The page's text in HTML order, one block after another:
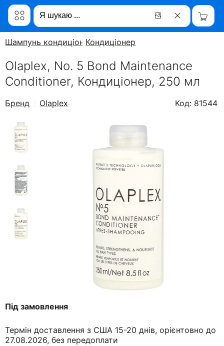
Шампунь кондиціонерКондиціонер
Olaplex, No. 5 Bond Maintenance
Conditioner, Кондиціонер, 250 мл
Бренд Olaplex Код: 81544
Під замовлення
Термін доставлення з США 15-20 днів, орієнтовно до
27.08.2026, без передоплати